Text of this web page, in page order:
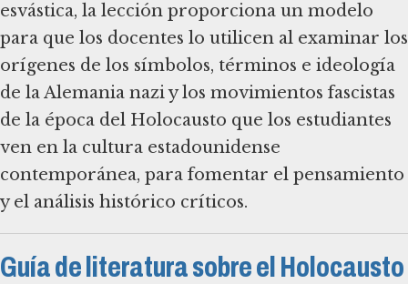
esvástica, la lección proporciona un modelo
para que los docentes lo utilicen al examinar los
orígenes de los símbolos, términos e ideología
de la Alemania nazi y los movimientos fascistas
de la época del Holocausto que los estudiantes
ven en la cultura estadounidense
contemporánea, para fomentar el pensamiento
y el análisis histórico críticos.
Guía de literatura sobre el Holocausto